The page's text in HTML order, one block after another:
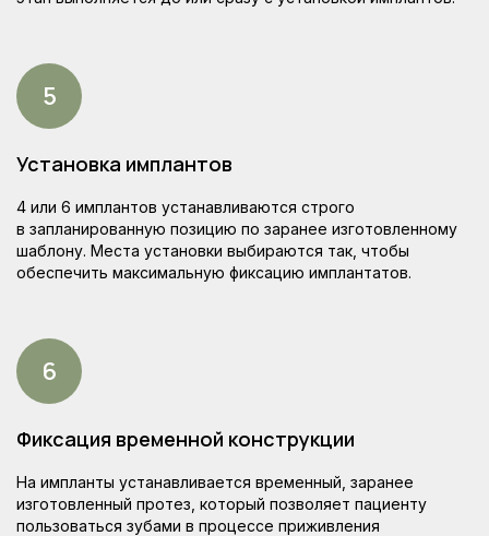
Установка имплантов
4 или 6 имплантов устанавливаются строго
в запланированную позицию по заранее изготовленному
шаблону. Места установки выбираются так, чтобы
обеспечить максимальную фиксацию имплантатов.
Фиксация временной конструкции
На импланты устанавливается временный, заранее
изготовленный протез, который позволяет пациенту
пользоваться зубами в процессе приживления
Часто задаваемые вопросы